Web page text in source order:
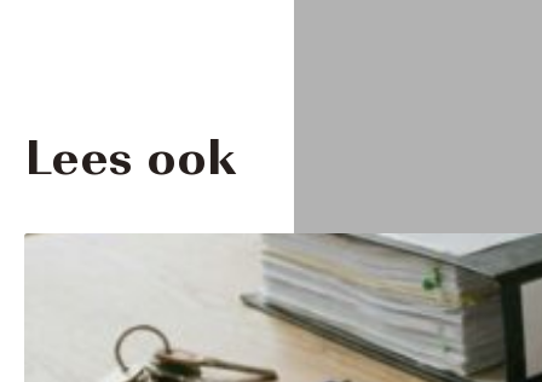
Lees ook